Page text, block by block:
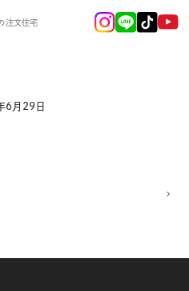
注文住宅
6月29日